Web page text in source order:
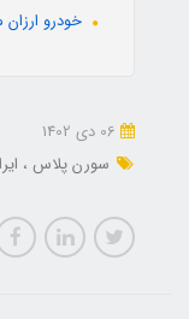
خودرو
سورن پلاس